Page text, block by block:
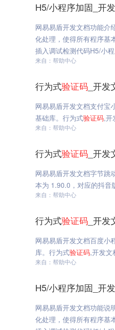
H5/小程序加固_开
网易易盾开发文档功能介
化处理，使得所有程序基
插入调试检测代码H5/小
来自：帮助中心
行为式验证码 _开
网易易盾开发文档支付宝
基础库。行为式验证码,开
来自：帮助中心
行为式验证码 _开
网易易盾开发文档字节跳
本为 1.90.0，对应的抖音
来自：帮助中心
行为式验证码 _开
网易易盾开发文档百度小
库。行为式验证码,开发文
来自：帮助中心
H5/小程序加固_开
网易易盾开发文档功能说
化处理，使得所有程序基